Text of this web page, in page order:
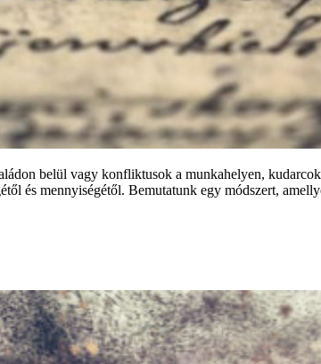
belül vagy konfliktusok a munkahelyen,
és mennyiségétől. Bemutatunk egy módszert,